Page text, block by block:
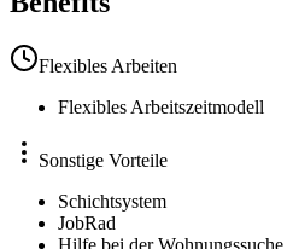
Flexibles Arbeiten
Flexibles Arbeitszeitmodell
Sonstige Vorteile
Schichtsystem
JobRad
Hilfe bei der Wohnungssuche